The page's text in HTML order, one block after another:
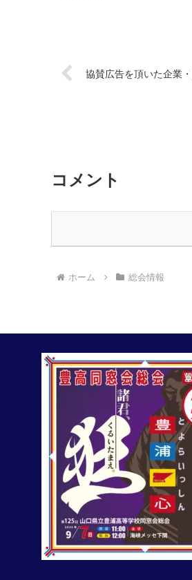
協賛広告を頂いた企業
コメント
ホーム 総会情報